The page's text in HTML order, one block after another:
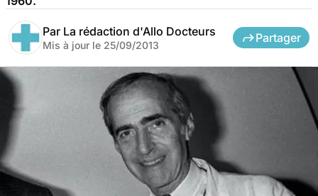
Par La rédaction d'Allo Docteurs
Mis à jour le 25/09/2013
Partager